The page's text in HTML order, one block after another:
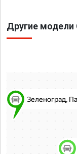
Другие модели